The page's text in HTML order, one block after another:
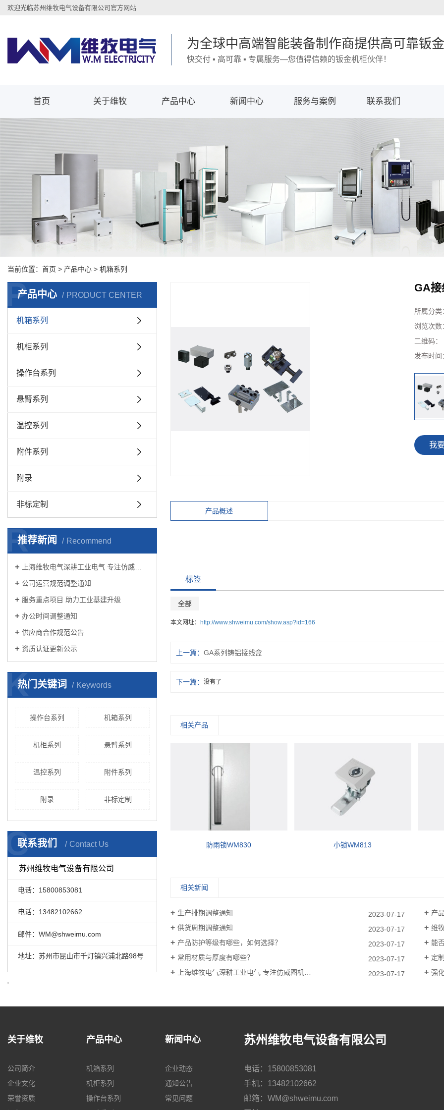
欢迎光临苏州维牧电气设备有限公司官方网站
为全球中高端智能装备制作商提供高可靠钣
快交付 ▪ 高可靠 ▪ 专属服务—您值得信赖的钣金机柜伙伴！
首页 关于维牧 产品中心 新闻中心 服务与案例 联系我们
当前位置： 首页 > 产品中心 > 机箱系列
产品中心 PRODUCT CENTER
P
机箱系列
机柜系列
操作台系列
悬臂系列
温控系列
附件系列
附录
非标定制
推荐新闻 Recommend
R
上海维牧电气深耕工业电气 专注仿威…
公司运营规范调整通知
服务重点项目 助力工业基建升级
办公时间调整通知
供应商合作规范公告
资质认证更新公示
热门关键词 Keywords
K
操作台系列 机箱系列
机柜系列 悬臂系列
温控系列 附件系列
附录 非标定制
联系我们 Contact Us
C
苏州维牧电气设备有限公司
电话：15800853081
电话：13482102662
邮件：WM@shweimu.com
地址：苏州市昆山市千灯镇兴浦北路98号
GA
所属分类
浏览次数
二维码：
发布时间
我
产品概述
标签
全部
本文网址： http://www.shweimu.com/show.asp?id=166
上一篇： GA系列铸铝接线盒
下一篇： 没有了
相关产品
WM控制箱柜钥匙 防雨锁WM830 小锁WM813
相关新闻
生产排期调整通知 2023-07-17
产
供货周期调整通知
2023-07-17
维
产品防护等级有哪些，如何选择？
2023-07-17
能
常用材质与厚度有哪些？
2023-07-17
定
上海维牧电气深耕工业电气 专注仿威图机…
2023-07-17 强
关于维牧
公司简介
企业文化
荣誉资质
产品中心
机箱系列
机柜系列
操作台系列
新闻中心
企业动态
通知公告
常见问题
苏州维牧电气设备有限公司
电话：15800853081
手机：13482102662
邮箱：WM@shweimu.com